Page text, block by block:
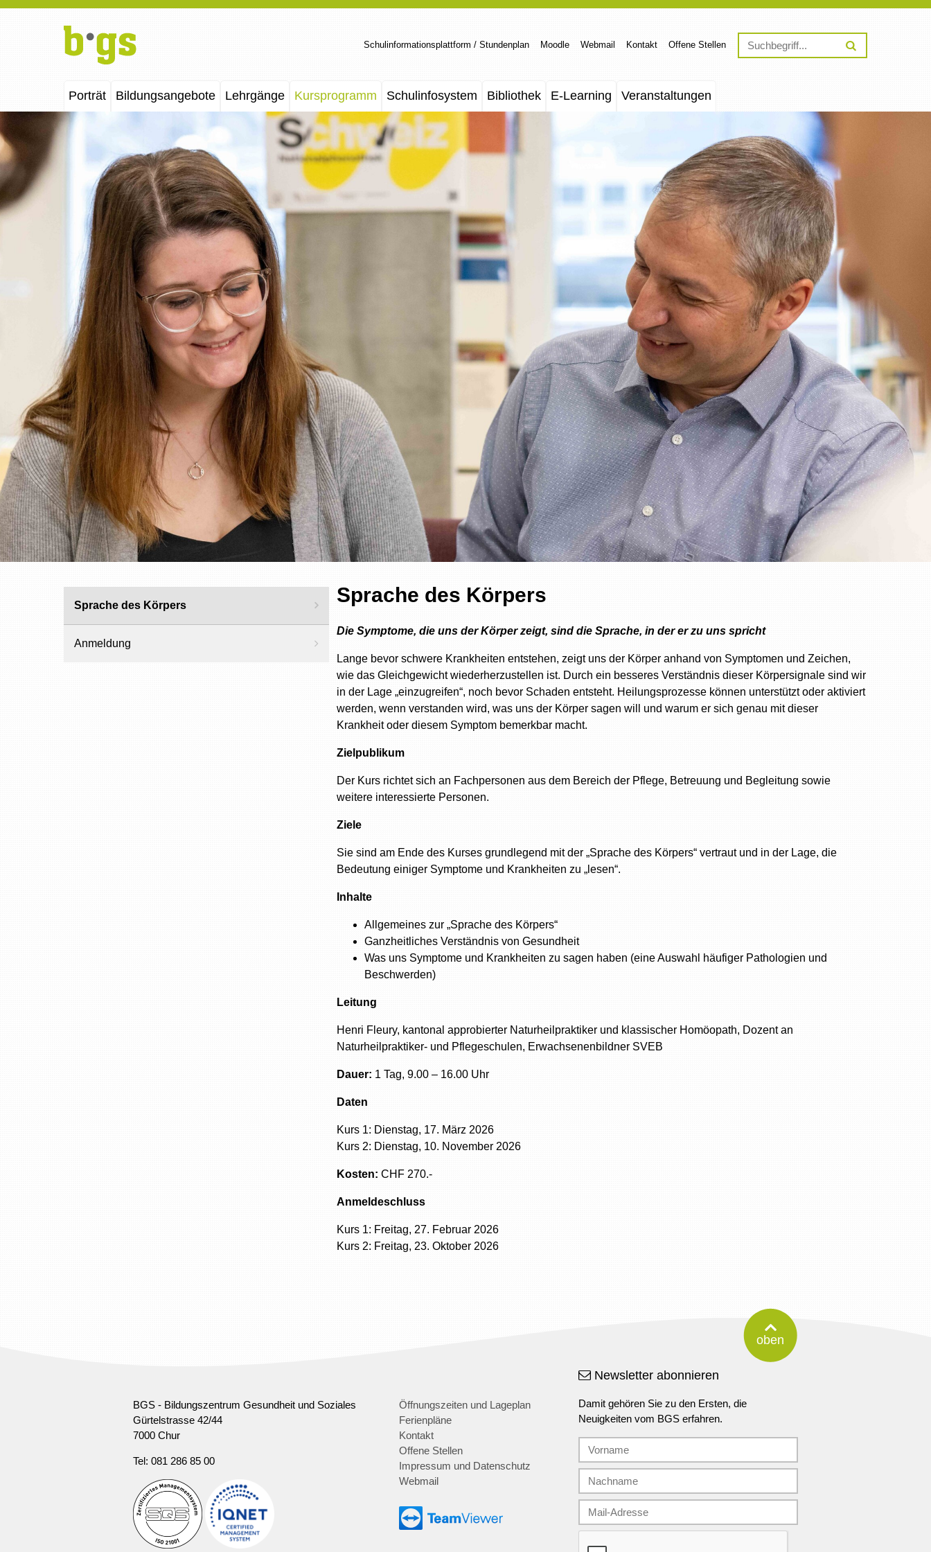
Schulinformationsplattform / Stundenplan Moodle Webmail Kontakt Offene Stellen
Porträt Bildungsangebote Lehrgänge Kursprogramm Schulinfosystem Bibliothek E-Learning Veranstaltungen
Sprache des Körpers
Die Symptome, die uns der Körper zeigt, sind die Sprache, in der er zu uns spricht
Lange bevor schwere Krankheiten entstehen, zeigt uns der Körper anhand von Symptomen und Zeichen,
wie das Gleichgewicht wiederherzustellen ist. Durch ein besseres Verständnis dieser Körpersignale sind wir
in der Lage „einzugreifen“, noch bevor Schaden entsteht. Heilungsprozesse können unterstützt oder aktiviert
werden, wenn verstanden wird, was uns der Körper sagen will und warum er sich genau mit dieser
Krankheit oder diesem Symptom bemerkbar macht.
Zielpublikum
Der Kurs richtet sich an Fachpersonen aus dem Bereich der Pflege, Betreuung und Begleitung sowie
weitere interessierte Personen.
Ziele
Sie sind am Ende des Kurses grundlegend mit der „Sprache des Körpers“ vertraut und in der Lage, die
Bedeutung einiger Symptome und Krankheiten zu „lesen“.
Inhalte
Allgemeines zur „Sprache des Körpers“
Ganzheitliches Verständnis von Gesundheit
Was uns Symptome und Krankheiten zu sagen haben (eine Auswahl häufiger Pathologien und
Beschwerden)
Leitung
Henri Fleury, kantonal approbierter Naturheilpraktiker und klassischer Homöopath, Dozent an
Naturheilpraktiker- und Pflegeschulen, Erwachsenenbildner SVEB
Dauer: 1 Tag, 9.00 – 16.00 Uhr
Daten
Kurs 1: Dienstag, 17. März 2026
Kurs 2: Dienstag, 10. November 2026
Kosten: CHF 270.-
Anmeldeschluss
Kurs 1: Freitag, 27. Februar 2026
Kurs 2: Freitag, 23. Oktober 2026
Sprache des Körpers
Anmeldung
oben
BGS - Bildungszentrum Gesundheit und Soziales
Gürtelstrasse 42/44
7000 Chur
Tel: 081 286 85 00
Öffnungszeiten und Lageplan
Ferienpläne
Kontakt
Offene Stellen
Impressum und Datenschutz
Webmail
Newsletter abonnieren
Damit gehören Sie zu den Ersten, die
Neuigkeiten vom BGS erfahren.